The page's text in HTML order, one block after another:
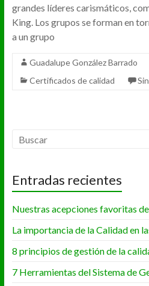
grandes líderes carismáticos,
King. Los grupos se forman en
a un grupo
Guadalupe González Barrado
Certificados de calidad
Entradas recientes
Nuestras acepciones favoritas
La importancia de la Calidad en
8 principios de gestión de la
7 Herramientas del Sistema de